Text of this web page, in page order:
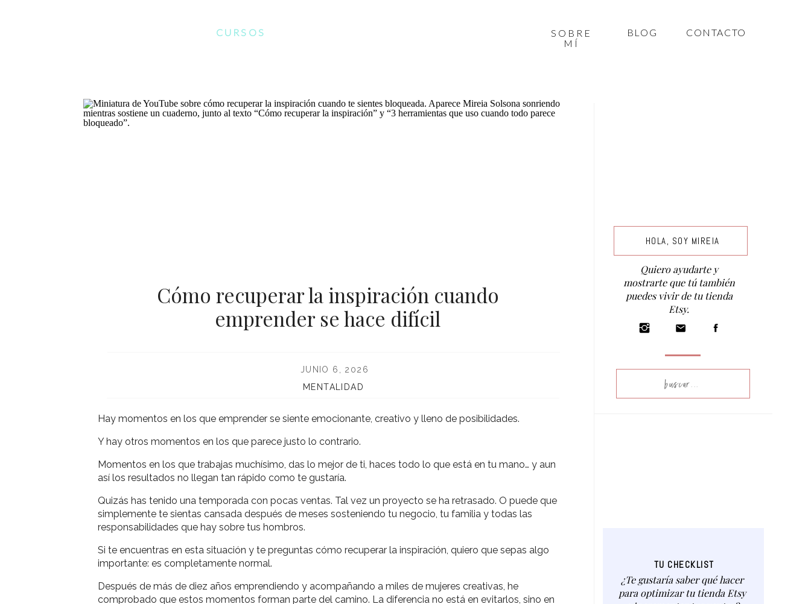
CURSOS CONTACTO
SOBRE
MÍ
BLOG
Quiero ayudarte y
mostrarte que tú también
puedes vivir de tu tienda
Etsy.
HOLA, SOY MIREIA
TU CHECKLIST
¿Te gustaría saber qué hacer
para optimizar tu tienda Etsy
Cómo recuperar la inspiración cuando
emprender se hace difícil
Hay momentos en los que emprender se siente emocionante, creativo y lleno de posibilidades.
Y hay otros momentos en los que parece justo lo contrario.
Momentos en los que trabajas muchísimo, das lo mejor de ti, haces todo lo que está en tu mano… y aun
así los resultados no llegan tan rápido como te gustaría.
Quizás has tenido una temporada con pocas ventas. Tal vez un proyecto se ha retrasado. O puede que
simplemente te sientas cansada después de meses sosteniendo tu negocio, tu familia y todas las
responsabilidades que hay sobre tus hombros.
Si te encuentras en esta situación y te preguntas cómo recuperar la inspiración, quiero que sepas algo
importante: es completamente normal.
Después de más de diez años emprendiendo y acompañando a miles de mujeres creativas, he
comprobado que estos momentos forman parte del camino. La diferencia no está en evitarlos, sino en
JUNIO 6, 2026
MENTALIDAD